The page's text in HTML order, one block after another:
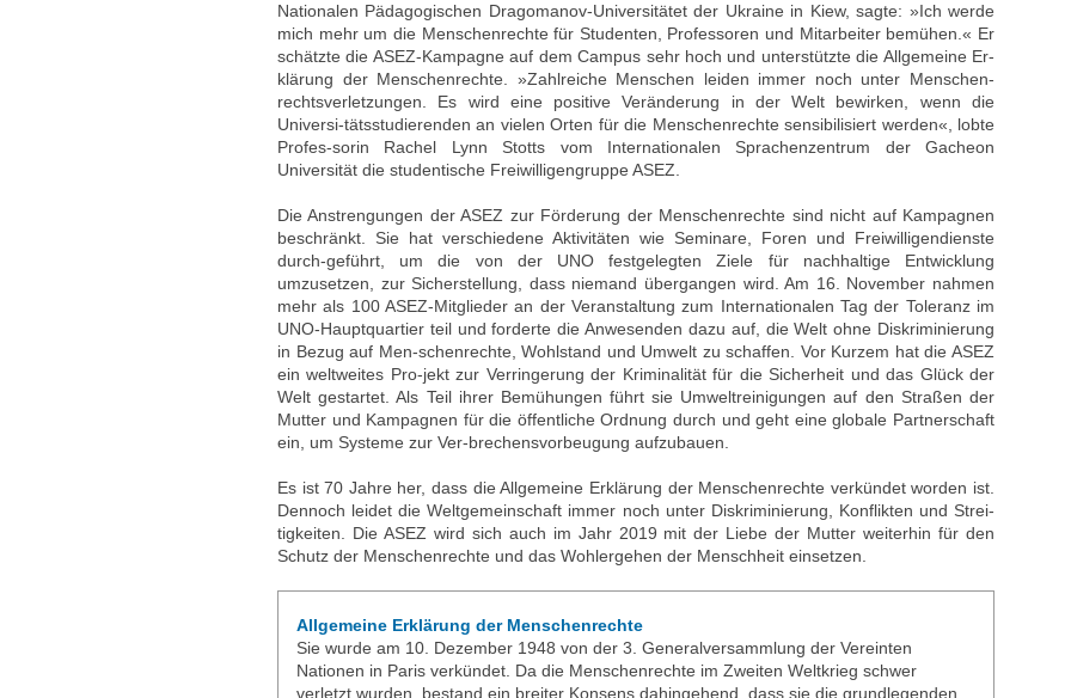
Nationalen Pädagogischen Dragomanov-Universitätet der Ukraine in Kiew, sagte: »Ich werde
mich mehr um die Menschenrechte für Studenten, Professoren und Mitarbeiter bemühen.« Er
schätzte die ASEZ-Kampagne auf dem Campus sehr hoch und unterstützte die Allgemeine Er-
klärung der Menschenrechte. »Zahlreiche Menschen leiden immer noch unter Menschen-
rechtsverletzungen. Es wird eine positive Veränderung in der Welt bewirken, wenn die
Universi-tätsstudierenden an vielen Orten für die Menschenrechte sensibilisiert werden«, lobte
Profes-sorin Rachel Lynn Stotts vom Internationalen Sprachenzentrum der Gacheon
Universität die studentische Freiwilligengruppe ASEZ.
Die Anstrengungen der ASEZ zur Förderung der Menschenrechte sind nicht auf Kampagnen
beschränkt. Sie hat verschiedene Aktivitäten wie Seminare, Foren und Freiwilligendienste
durch-geführt, um die von der UNO festgelegten Ziele für nachhaltige Entwicklung
umzusetzen, zur Sicherstellung, dass niemand übergangen wird. Am 16. November nahmen
mehr als 100 ASEZ-Mitglieder an der Veranstaltung zum Internationalen Tag der Toleranz im
UNO-Hauptquartier teil und forderte die Anwesenden dazu auf, die Welt ohne Diskriminierung
in Bezug auf Men-schenrechte, Wohlstand und Umwelt zu schaffen. Vor Kurzem hat die ASEZ
ein weltweites Pro-jekt zur Verringerung der Kriminalität für die Sicherheit und das Glück der
Welt gestartet. Als Teil ihrer Bemühungen führt sie Umweltreinigungen auf den Straßen der
Mutter und Kampagnen für die öffentliche Ordnung durch und geht eine globale Partnerschaft
ein, um Systeme zur Ver-brechensvorbeugung aufzubauen.
Es ist 70 Jahre her, dass die Allgemeine Erklärung der Menschenrechte verkündet worden ist.
Dennoch leidet die Weltgemeinschaft immer noch unter Diskriminierung, Konflikten und Strei-
tigkeiten. Die ASEZ wird sich auch im Jahr 2019 mit der Liebe der Mutter weiterhin für den
Schutz der Menschenrechte und das Wohlergehen der Menschheit einsetzen.
Allgemeine Erklärung der Menschenrechte
Sie wurde am 10. Dezember 1948 von der 3. Generalversammlung der Vereinten
Nationen in Paris verkündet. Da die Menschenrechte im Zweiten Weltkrieg schwer
verletzt wurden, bestand ein breiter Konsens dahingehend, dass sie die grundlegenden